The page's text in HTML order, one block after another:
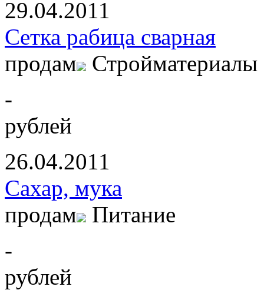
29.04.2011
Сетка рабица сварная
продам
Стройматериалы
-
рублей
26.04.2011
Сахар, мука
продам
Питание
-
рублей